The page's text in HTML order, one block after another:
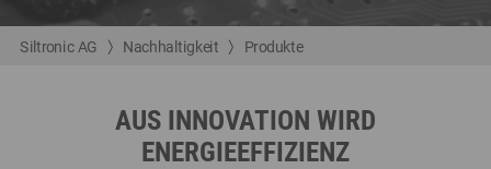
Siltronic AG Nachhaltigkeit Produkte
AUS INNOVATION WIRD
ENERGIEEFFIZIENZ